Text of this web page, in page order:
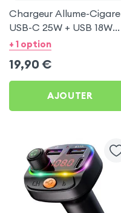
Chargeur Allume-Cigare
USB-C 25W + USB 18W
Bwoo pour Xiaomi 13T
+ 1 option
19,90 €
AJOUTER